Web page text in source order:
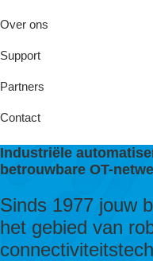
Over ons
Support
Partners
Contact
Industriële
betrouwbare OT-
Sinds 1977 jouw
het gebied van